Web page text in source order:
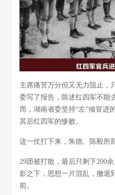
主席痛苦万分但又无力阻止，
委写了报告，陈述红四军不能
而，湖南省委坚持“左”倾冒进
其后红四军的惨败。
这一仗打下来，朱德、陈毅所
29团被打散，最后只剩下200
影之下，思想一片混乱，撤退
前。